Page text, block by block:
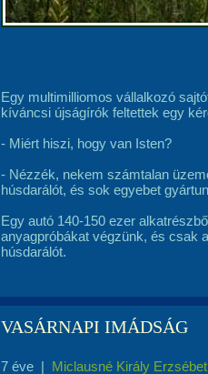
Egy multimilliomos vállalkozó
kíváncsi újságírók feltettek egy
- Miért hiszi, hogy van Isten?
- Nézzék, nekem számtalan
húsdarálót, és sok egyebet
Egy autó 140-150 ezer
anyagpróbákat végzünk, és csak
húsdarálót.
VASÁRNAPI IMÁDSÁG
7 éve | Miclausné Király Erzsébet